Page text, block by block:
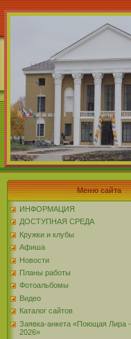
Меню сайта
ИНФОРМАЦИЯ
ДОСТУПНАЯ СРЕДА
Кружки и клубы
Афиша
Новости
Планы работы
Фотоальбомы
Видео
Каталог сайтов
Заявка-анкета «Поющая Лира -
2026»